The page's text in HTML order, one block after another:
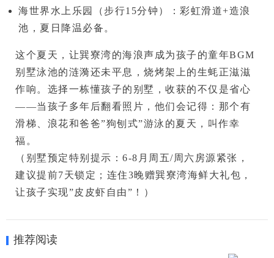
海世界水上乐园
（步行15分钟）：彩虹滑道+造浪
池，夏日降温必备。
这个夏天，让巽寮湾的海浪声成为孩子的童年BGM
别墅泳池的涟漪还未平息，烧烤架上的生蚝正滋滋
作响。选择一栋懂孩子的别墅，收获的不仅是省心
——当孩子多年后翻看照片，他们会记得：那个有
滑梯、浪花和爸爸”狗刨式”游泳的夏天，叫作幸
福 。
（别墅预定特别提示：6-8月周五/周六房源紧张，
建议提前7天锁定；连住3晚赠巽寮湾海鲜大礼包 ，
让孩子实现”皮皮虾自由”！）
推荐阅读